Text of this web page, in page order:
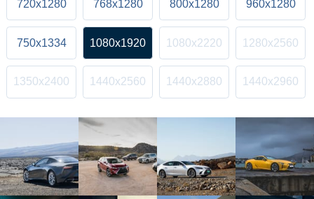
720x1280 768x1280 800x1280 960x1280
750x1334 1080x1920 1080x2220 1280x2560
1350x2400 1440x2560 1440x2880 1440x2960